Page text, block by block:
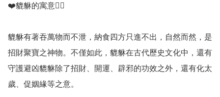
❤️貔貅的寓意💁‍♀️
貔貅有著吞萬物而不泄，納食四方只進不出，自然而然，是
招財聚寶之神物。不僅如此，貔貅在古代歷史文化中，還有
守護避凶貔貅除了招財、開運、辟邪的功效之外，還有化太
歲、促姻緣等之意。